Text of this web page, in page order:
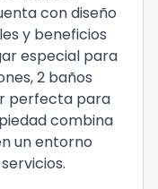
con diseño
y beneficios
especial para
2 baños
perfecta para
combina
un entorno